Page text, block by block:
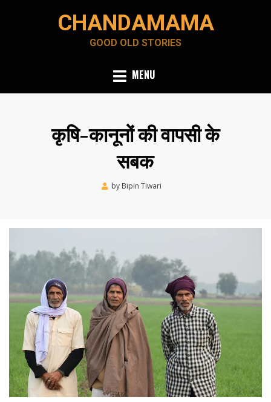
CHANDAMAMA
GOOD OLD STORIES
MENU
कृषि-कानूनों की वापसी के
सबक
by Bipin Tiwari